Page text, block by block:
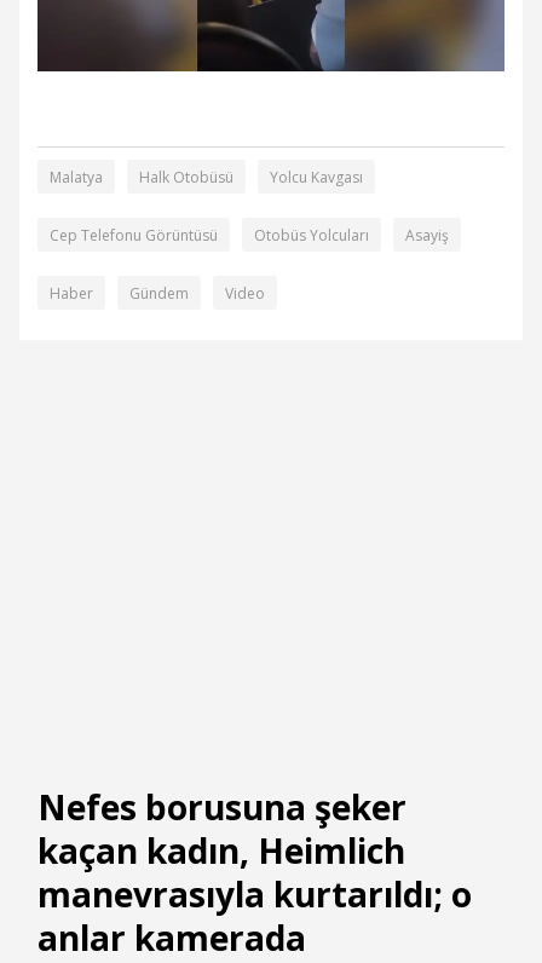
Malatya Halk Otobüsü Yolcu Kavgası
Cep Telefonu Görüntüsü Otobüs Yolcuları Asayiş
Haber Gündem Video
Nefes borusuna şeker
kaçan kadın, Heimlich
manevrasıyla kurtarıldı; o
anlar kamerada